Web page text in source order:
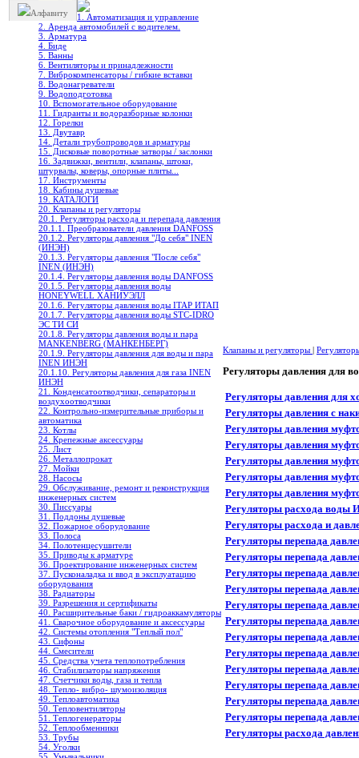
Алфавиту
1. Автоматизация и управление
2. Аренда автомобилей с водителем.
3. Арматура
4. Биде
5. Ванны
6. Вентиляторы и принадлежности
7. Виброкомпенсаторы / гибкие вставки
8. Водонагреватели
9. Водоподготовка
10. Вспомогательное оборудование
11. Гидранты и водоразборные колонки
12. Горелки
13. Двутавр
14. Детали трубопроводов и арматуры
15. Дисковые поворотные затворы / заслонки
16. Задвижки, вентили, клапаны, штоки,
штурвалы, коверы, опорные плиты...
17. Инструменты
18. Кабины душевые
19. КАТАЛОГИ
20. Клапаны и регуляторы
20.1. Регуляторы расхода и перепада давления
20.1.1. Преобразователи давления DANFOSS
20.1.2. Регуляторы давления "До себя" INEN
(ИНЭН)
20.1.3. Регуляторы давления "После себя"
INEN (ИНЭН)
20.1.4. Регуляторы давления воды DANFOSS
20.1.5. Регуляторы давления воды
HONEYWELL ХАНИУЭЛЛ
20.1.6. Регуляторы давления воды ITAP ИТАП
20.1.7. Регуляторы давления воды STC-IDRO
ЭС ТИ СИ
20.1.8. Регуляторы давления воды и пара
MANKENBERG (МАНКЕНБЕРГ)
20.1.9. Регуляторы давления для воды и пара
INEN ИНЭН
20.1.10. Регуляторы давления для газа INEN
ИНЭН
21. Конденсатоотводчики, сепараторы и
воздухоотводчики
22. Контрольно-измерительные приборы и
автоматика
23. Котлы
24. Крепежные аксессуары
25. Лист
26. Металлопрокат
27. Мойки
28. Насосы
29. Обслуживание, ремонт и реконструкция
инженерных систем
30. Писсуары
31. Поддоны душевые
32. Пожарное оборудование
33. Полоса
34. Полотенцесушители
35. Приводы к арматуре
36. Проектирование инженерных систем
37. Пусконаладка и ввод в эксплуатацию
оборудования
38. Радиаторы
39. Разрешения и сертификаты
40. Расширительные баки / гидроаккамуляторы
41. Сварочное оборудование и аксессуары
42. Системы отопления "Теплый пол"
43. Сифоны
44. Смесители
45. Средства учета теплопотребления
46. Стабилизаторы напряжения
47. Счетчики воды, газа и тепла
48. Тепло- вибро- шумоизоляция
49. Теплоавтоматика
50. Тепловентиляторы
51. Теплогенераторы
52. Теплообменники
53. Трубы
54. Уголки
Клапаны и регуляторы |
Регуляторы давления для
Регуляторы давления для
Регуляторы давления с
Регуляторы давления
Регуляторы давления
Регуляторы давления
Регуляторы давления
Регуляторы давления
Регуляторы расхода воды
Регуляторы расхода и
Регуляторы перепада
Регуляторы перепада
Регуляторы перепада
Регуляторы перепада
Регуляторы перепада
Регуляторы перепада
Регуляторы перепада
Регуляторы перепада
Регуляторы перепада
Регуляторы перепада
Регуляторы перепада
Регуляторы перепада
Регуляторы расхода